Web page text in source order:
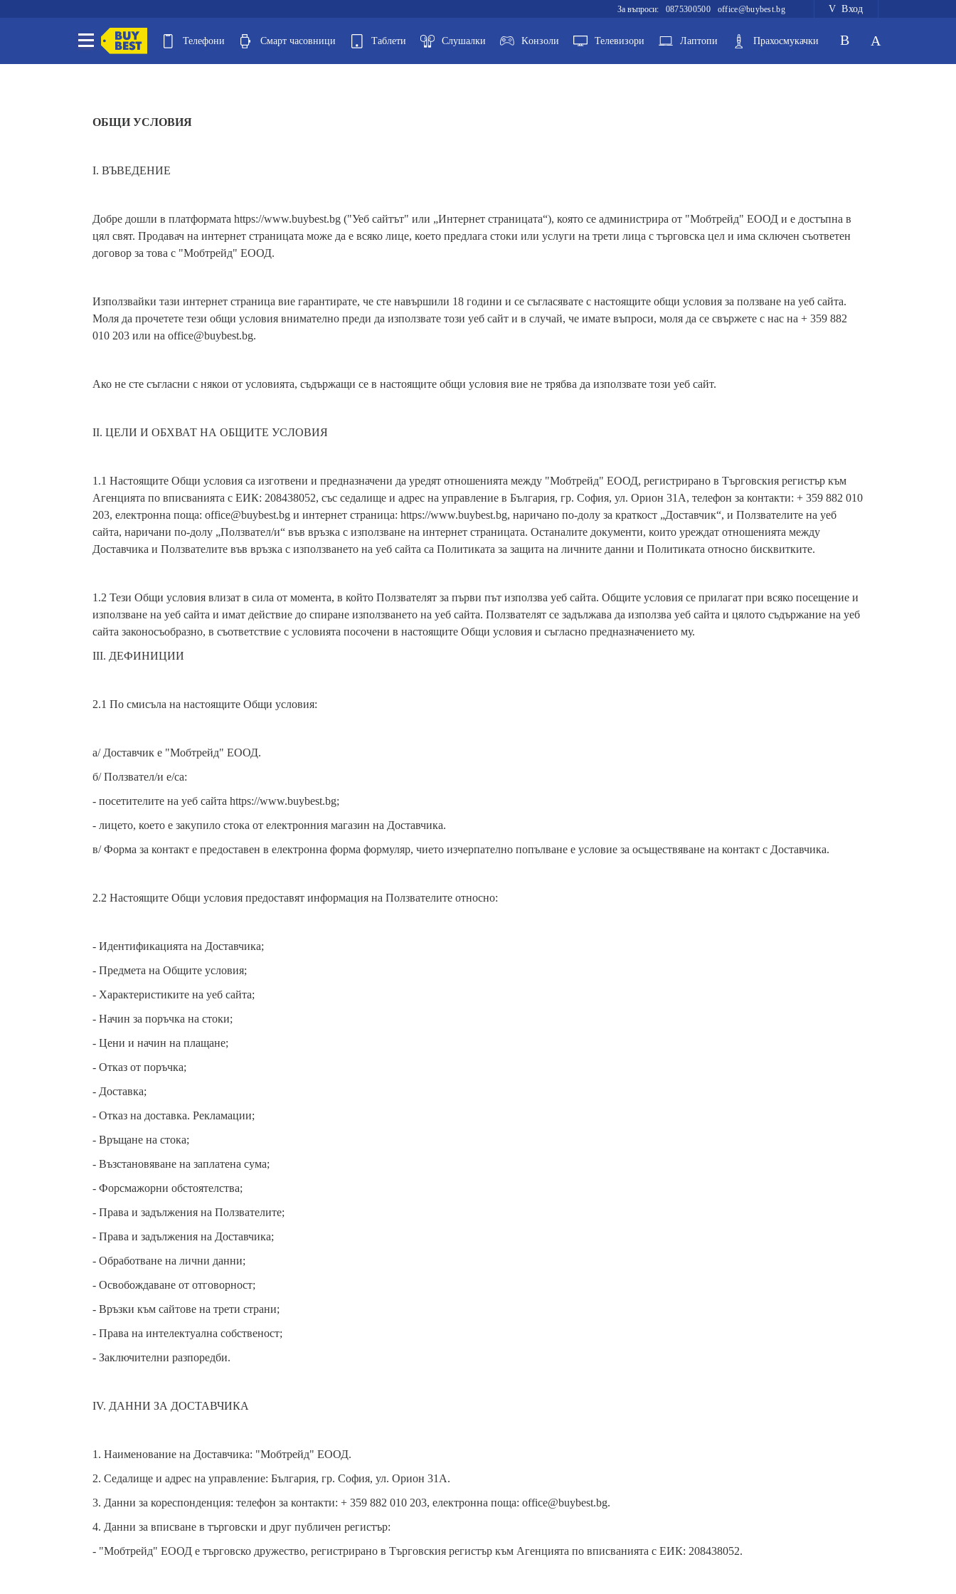
За въпроси: 0875300500 office@buybest.bg Вход
Телефони Смарт часовници Таблети Слушалки Kонзоли Телевизори Лаптопи Прахосмукачки
ОБЩИ УСЛОВИЯ
I. ВЪВЕДЕНИЕ
Добре дошли в платформата https://www.buybest.bg ("Уеб сайтът" или „Интернет страницата“), която се администрира от "Мобтрейд" ЕООД и е достъпна в
цял свят. Продавач на интернет страницата може да е всяко лице, което предлага стоки или услуги на трети лица с търговска цел и има сключен съответен
договор за това с "Мобтрейд" ЕООД.
Използвайки тази интернет страница вие гарантирате, че сте навършили 18 години и се съгласявате с настоящите общи условия за ползване на уеб сайта.
Моля да прочетете тези общи условия внимателно преди да използвате този уеб сайт и в случай, че имате въпроси, моля да се свържете с нас на + 359 882
010 203 или на office@buybest.bg.
Ако не сте съгласни с някои от условията, съдържащи се в настоящите общи условия вие не трябва да използвате този уеб сайт.
II. ЦЕЛИ И ОБХВАТ НА ОБЩИТЕ УСЛОВИЯ
1.1 Настоящите Общи условия са изготвени и предназначени да уредят отношенията между "Мобтрейд" ЕООД, регистрирано в Търговския регистър към
Агенцията по вписванията с ЕИК: 208438052, със седалище и адрес на управление в България, гр. София, ул. Орион 31А, телефон за контакти: + 359 882 010
203, електронна поща: office@buybest.bg и интернет страница: https://www.buybest.bg, наричано по-долу за краткост „Доставчик“, и Ползвателите на уеб
сайта, наричани по-долу „Ползвател/и“ във връзка с използване на интернет страницата. Останалите документи, които уреждат отношенията между
Доставчика и Ползвателите във връзка с използването на уеб сайта са Политиката за защита на личните данни и Политиката относно бисквитките.
1.2 Тези Общи условия влизат в сила от момента, в който Ползвателят за първи път използва уеб сайта. Общите условия се прилагат при всяко посещение и
използване на уеб сайта и имат действие до спиране използването на уеб сайта. Ползвателят се задължава да използва уеб сайта и цялото съдържание на уеб
сайта законосъобразно, в съответствие с условията посочени в настоящите Общи условия и съгласно предназначението му.
III. ДЕФИНИЦИИ
2.1 По смисъла на настоящите Общи условия:
а/ Доставчик е "Мобтрейд" ЕООД.
б/ Ползвател/и е/са:
- посетителите на уеб сайта https://www.buybest.bg;
- лицето, което е закупило стока от електронния магазин на Доставчика.
в/ Форма за контакт е предоставен в електронна форма формуляр, чието изчерпателно попълване е условие за осъществяване на контакт с Доставчика.
2.2 Настоящите Общи условия предоставят информация на Ползвателите относно:
- Идентификацията на Доставчика;
- Предмета на Общите условия;
- Характеристиките на уеб сайта;
- Начин за поръчка на стоки;
- Цени и начин на плащане;
- Отказ от поръчка;
- Доставка;
- Отказ на доставка. Рекламации;
- Връщане на стока;
- Възстановяване на заплатена сума;
- Форсмажорни обстоятелства;
- Права и задължения на Ползвателите;
- Права и задължения на Доставчика;
- Обработване на лични данни;
- Освобождаване от отговорност;
- Връзки към сайтове на трети страни;
- Права на интелектуална собственост;
- Заключителни разпоредби.
IV. ДАННИ ЗА ДОСТАВЧИКА
1. Наименование на Доставчика: "Мобтрейд" ЕООД.
2. Седалище и адрес на управление: България, гр. София, ул. Орион 31А.
3. Данни за кореспонденция: телефон за контакти: + 359 882 010 203, електронна поща: office@buybest.bg.
4. Данни за вписване в търговски и друг публичен регистър:
- "Мобтрейд" ЕООД е търговско дружество, регистрирано в Търговския регистър към Агенцията по вписванията с ЕИК: 208438052.